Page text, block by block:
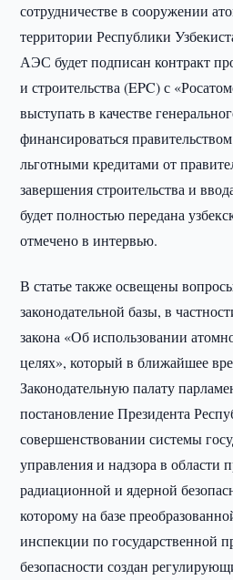
сотрудничестве в сооружении
территории Республики
АЭС будет подписан контракт
и строительства (EPC) с
выступать в качестве
финансироваться
льготными кредитами от
завершения строительства и
будет полностью передана
отмечено в интервью.
В статье также освещены
законодательной базы, в
закона «Об использовании
целях», который в ближайшее
Законодательную палату
постановление Президента
совершенствовании системы
управления и надзора в
радиационной и ядерной
которому на базе
инспекции по государственной
безопасности создан